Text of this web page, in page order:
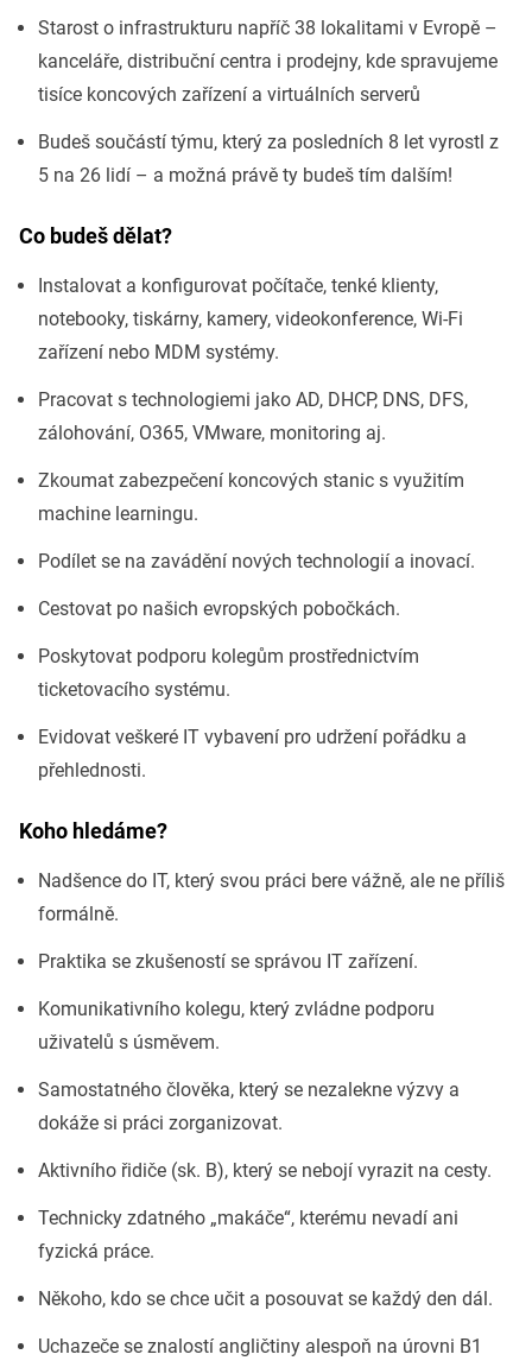
Starost o infrastrukturu napříč 38 lokalitami v Evropě –
kanceláře, distribuční centra i prodejny, kde spravujeme
tisíce koncových zařízení a virtuálních serverů
Budeš součástí týmu, který za posledních 8 let vyrostl z
5 na 26 lidí – a možná právě ty budeš tím dalším!
Co budeš dělat?
Instalovat a konfigurovat počítače, tenké klienty,
notebooky, tiskárny, kamery, videokonference, Wi-Fi
zařízení nebo MDM systémy.
Pracovat s technologiemi jako AD, DHCP, DNS, DFS,
zálohování, O365, VMware, monitoring aj.
Zkoumat zabezpečení koncových stanic s využitím
machine learningu.
Podílet se na zavádění nových technologií a inovací.
Cestovat po našich evropských pobočkách.
Poskytovat podporu kolegům prostřednictvím
ticketovacího systému.
Evidovat veškeré IT vybavení pro udržení pořádku a
přehlednosti.
Koho hledáme?
Nadšence do IT, který svou práci bere vážně, ale ne příliš
formálně.
Praktika se zkušeností se správou IT zařízení.
Komunikativního kolegu, který zvládne podporu
uživatelů s úsměvem.
Samostatného člověka, který se nezalekne výzvy a
dokáže si práci zorganizovat.
Aktivního řidiče (sk. B), který se nebojí vyrazit na cesty.
Technicky zdatného „makáče“, kterému nevadí ani
fyzická práce.
Někoho, kdo se chce učit a posouvat se každý den dál.
Uchazeče se znalostí angličtiny alespoň na úrovni B1